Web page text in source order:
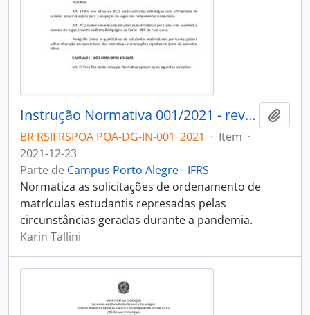
Instrução Normativa 001/2021 - revogado
BR RSIFRSPOA POA-DG-IN-001_2021 · Item ·
2021-12-23
Parte de Campus Porto Alegre - IFRS
Normatiza as solicitações de ordenamento de
matrículas estudantis represadas pelas
circunstâncias geradas durante a pandemia.
Karin Tallini